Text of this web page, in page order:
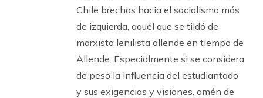
Chile brechas hacia el socialismo más
de izquierda, aquél que se tildó de
marxista lenilista allende en tiempo de
Allende. Especialmente si se considera
de peso la influencia del estudiantado
y sus exigencias y visiones. amén de